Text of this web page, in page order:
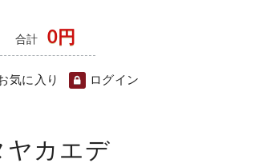
合計 0円
気に入り ログイン
ヤカエデ